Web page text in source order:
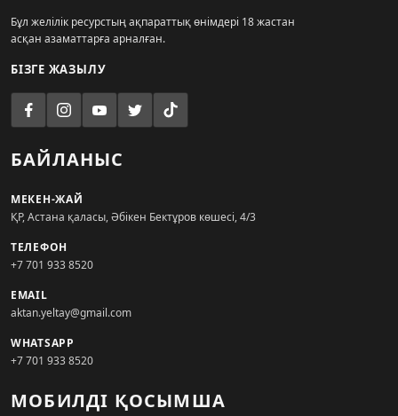
Бұл желілік ресурстың ақпараттық өнімдері 18 жастан
асқан азаматтарға арналған.
БІЗГЕ ЖАЗЫЛУ
БАЙЛАНЫС
МЕКЕН-ЖАЙ
ҚР, Астана қаласы, Әбікен Бектұров көшесі, 4/3
ТЕЛЕФОН
+7 701 933 8520
EMAIL
aktan.yeltay@gmail.com
WHATSAPP
+7 701 933 8520
МОБИЛДІ ҚОСЫМША